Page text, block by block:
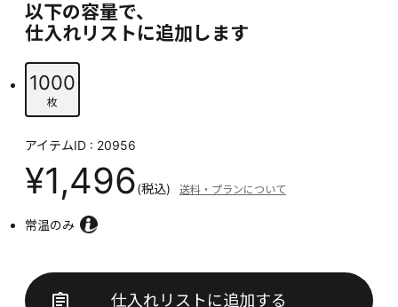
以下の容量で、
仕入れリストに追加します
1000
枚
アイテムID : 20956
¥1,496(税込) 送料・プランについて
常温のみ
仕入れリストに追加する